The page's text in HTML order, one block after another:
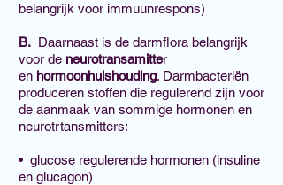
belangrijk voor immuunrespons)
B. Daarnaast is de darmflora belangrijk
voor de neurotransamitter
en hormoonhuishouding. Darmbacteriën
produceren stoffen die regulerend zijn voor
de aanmaak van sommige hormonen en
neurotrtansmitters:
• glucose regulerende hormonen (insuline
en glucagon)